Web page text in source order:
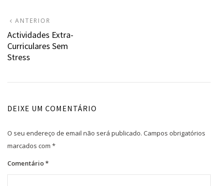
Navegação
de
artigos
ANTERIOR
ANTERIOR:
Actividades Extra-
Curriculares Sem
Stress
DEIXE UM COMENTÁRIO
O seu endereço de email não será publicado. Campos obrigatórios
marcados com *
Comentário*